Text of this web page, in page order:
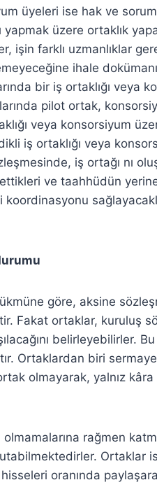
üyeleri ise hak ve
yapmak üzere ortaklık
işin farklı uzmanlıklar
ihale
bir iş ortaklığı veya
pilot ortak,
veya konsorsiyum
iş ortaklığı veya
iş ortağı nı
ve taahhüdün
koordinasyonu
göre, aksine
Fakat ortaklar, kuruluş
belirleyebilirler.
Ortaklardan biri
olmayarak, yalnız kâra
rağmen
Ortaklar
oranında